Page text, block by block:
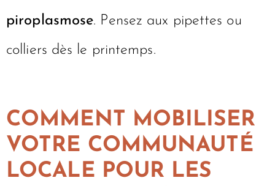
piroplasmose. Pensez aux pipettes ou
colliers dès le printemps.
COMMENT MOBILISER
VOTRE COMMUNAUTÉ
LOCALE POUR LES